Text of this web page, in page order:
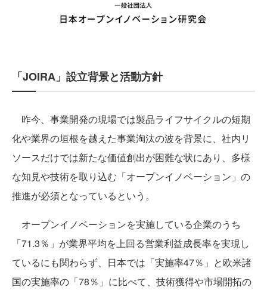
「JOIRA」設立背景と活動方針
昨今、事業開発の現場では製品ライフサイクルの短期
化や業界の垣根を越えた事業淘汰の波を背景に、社内リ
ソースだけでは新たな価値創出が困難な状にあり、多様
な知見や技術を取り込む「オープンイノベーション」の
推進が必須となっているという。
オープンイノベーションを実施している企業のうち
「71.3％」が業界平均を上回る営業利益成長率を実現し
ているにも関わらず、日本では「実施率47％」と欧米諸
国の実施率の「78％」に比べて、技術獲得や市場開拓の